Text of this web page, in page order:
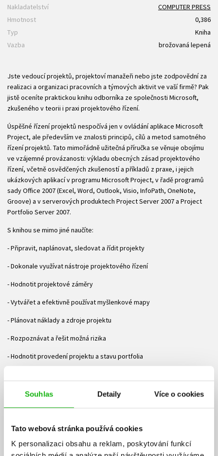
Souhlas Detaily Více o cookies
Tato webová stránka používá cookies
K personalizaci obsahu a reklam, poskytování funkcí
Nakladatelství
COMPUTER PRESS
Hmotnost
0,386
Typ
Kniha
Vazba
brožovaná lepená
Jste vedoucí projektů, projektoví manažeři nebo jste zodpovědní za
realizaci a organizaci pracovních a týmových aktivit ve vaší firmě? Pak
jistě oceníte praktickou knihu odborníka ze společnosti Microsoft,
zkušeného v teorii i praxi projektového řízení.
Úspěšné řízení projektů nespočívá jen v ovládání aplikace Microsoft
Project, ale především ve znalosti principů, cílů a metod samotného
řízení projektů. Tato mimořádně užitečná příručka se věnuje obojímu
ve vzájemné provázanosti: výkladu obecných zásad projektového
řízení, včetně osvědčených zkušeností a příkladů z praxe, i jejich
ukázkových aplikací v programu Microsoft Project, v řadě programů
sady Office 2007 (Excel, Word, Outlook, Visio, InfoPath, OneNote,
Groove) a v serverových produktech Project Server 2007 a Project
Portfolio Server 2007.
S knihou se mimo jiné naučíte:
- Připravit, naplánovat, sledovat a řídit projekty
- Dokonale využívat nástroje projektového řízení
- Hodnotit projektové záměry
- Vytvářet a efektivně používat myšlenkové mapy
- Plánovat náklady a zdroje projektu
- Rozpoznávat a řešit možná rizika
- Hodnotit provedení projektu a stavu portfolia
Drahoslav Dvořák
objevil svět řízení projektů při studiu na vysoké škole. První možnost
věnuje naplno při práci se zákazníky společnosti Microsoft, výuce na
Škoda Auto Vysoká škola i v osobním životě. Během své praxe
načerpal bohaté zkušenosti, které se v knize snaží maximálně